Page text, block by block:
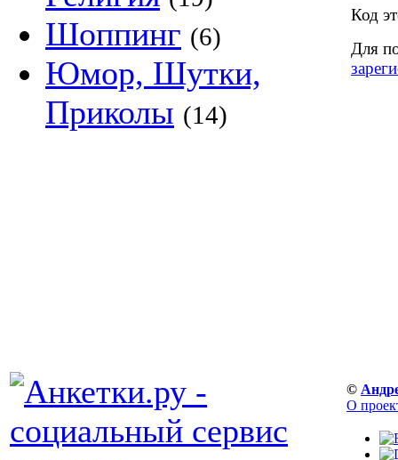
Шоппинг (6)
Юмор, Шутки,
Приколы (14)
Код
Для
©
О